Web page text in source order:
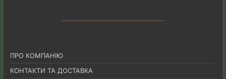
ПРО КОМПАНІЮ
КОНТАКТИ ТА ДОСТАВКА